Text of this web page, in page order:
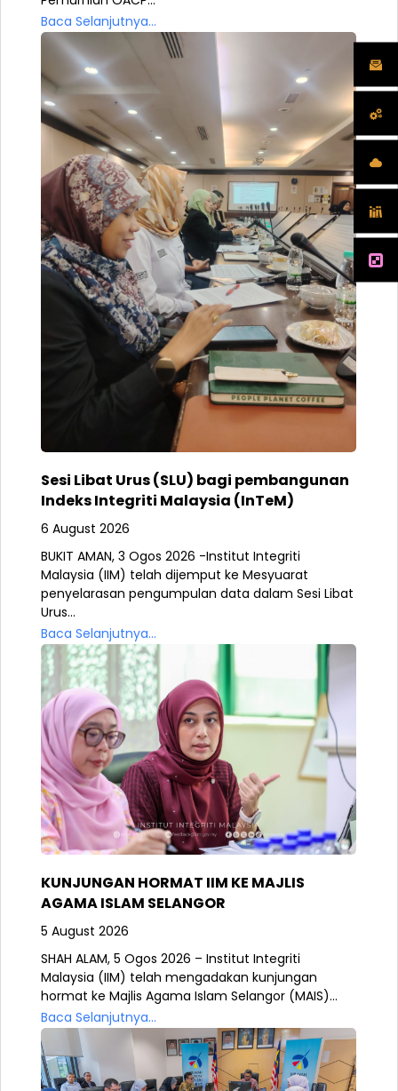
Baca Selanjutnya...
Sesi Libat Urus (SLU) bagi pembangunan
Indeks Integriti Malaysia (InTeM)
6 August 2026
BUKIT AMAN, 3 Ogos 2026 -Institut Integriti
Malaysia (IIM) telah dijemput ke Mesyuarat
penyelarasan pengumpulan data dalam Sesi Libat
Urus...
Baca Selanjutnya...
KUNJUNGAN HORMAT IIM KE MAJLIS
AGAMA ISLAM SELANGOR
5 August 2026
SHAH ALAM, 5 Ogos 2026 – Institut Integriti
Malaysia (IIM) telah mengadakan kunjungan
hormat ke Majlis Agama Islam Selangor (MAIS)...
Baca Selanjutnya...